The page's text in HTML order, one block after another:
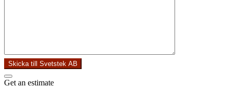
Skicka till Svetstek AB
Get an estimate